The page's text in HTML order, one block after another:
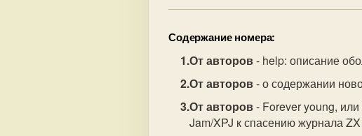
Содержание номера:
От авторов- help: описание
От авторов- о содержании
От авторов- Forever young,
Jam/XPJ к спасению журнала